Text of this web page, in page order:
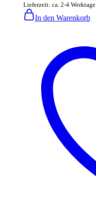
Lieferzeit: ca. 2-4 Werktage
In den Warenkorb